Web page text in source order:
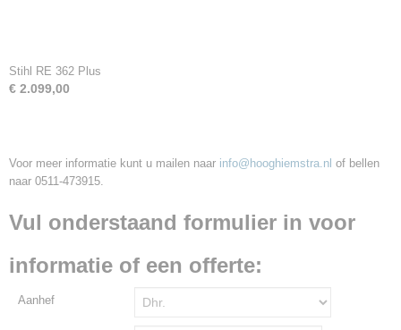
Stihl RE 362 Plus
€ 2.099,00
Voor meer informatie kunt u mailen naar info@hooghiemstra.nl of bellen
naar 0511-473915.
Vul onderstaand formulier in voor
informatie of een offerte:
Aanhef